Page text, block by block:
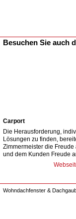
Besuchen Sie auch
Carport
Die Herausforderung,
Lösungen zu finden,
Zimmermeister die Freude
und dem Kunden Freude
Wohndachfenster &